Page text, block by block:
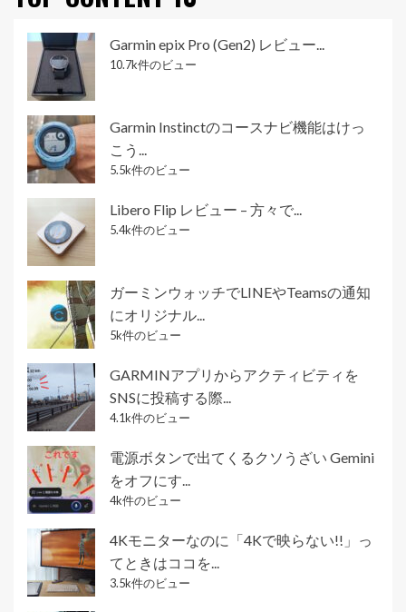
Garmin epix Pro (Gen2) レビュー...
10.7k件のビュー
Garmin Instinctのコースナビ機能はけっ
こう...
5.5k件のビュー
Libero Flip レビュー – 方々で...
5.4k件のビュー
ガーミンウォッチでLINEやTeamsの通知
にオリジナル...
5k件のビュー
GARMINアプリからアクティビティを
SNSに投稿する際...
4.1k件のビュー
電源ボタンで出てくるクソうざい Gemini
をオフにす...
4k件のビュー
4Kモニターなのに「4Kで映らない!!」っ
てときはココを...
3.5k件のビュー